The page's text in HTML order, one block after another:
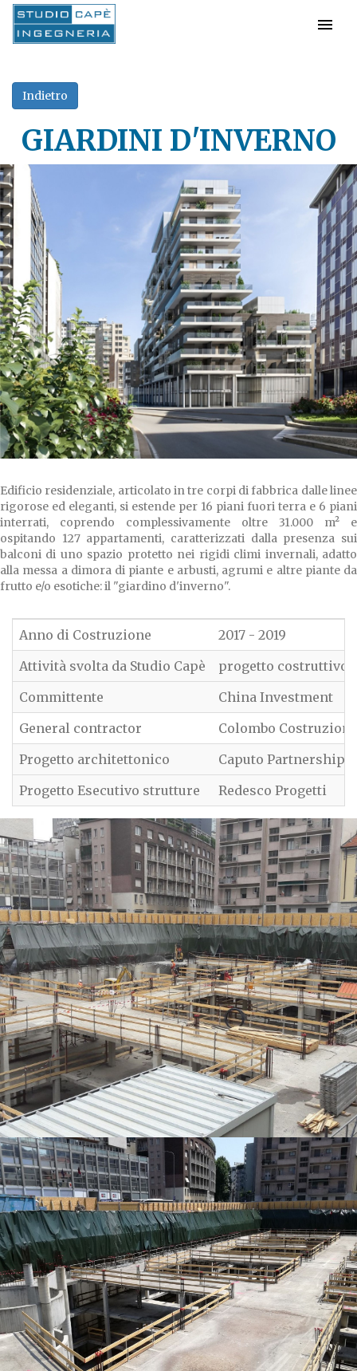
GIARDINI D'INVERNO
Edificio residenziale, articolato in tre corpi di fabbrica dalle linee
rigorose ed eleganti, si estende per 16 piani fuori terra e 6 piani
interrati, coprendo complessivamente oltre 31.000 m² e
ospitando 127 appartamenti, caratterizzati dalla presenza sui
balconi di uno spazio protetto nei rigidi climi invernali, adatto
alla messa a dimora di piante e arbusti, agrumi e altre piante da
frutto e/o esotiche: il "giardino d'inverno".
Anno di Costruzione
2017 - 2019
Attività svolta da Studio Capè
progetto costruttivo
Committente
China Investment
General contractor
Colombo Costruzioni
Progetto architettonico
Caputo Partnership
Progetto Esecutivo strutture
Redesco Progetti